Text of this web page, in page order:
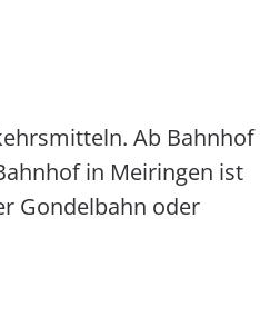
Ab Bahnhof
in Meiringen ist
Gondelbahn oder